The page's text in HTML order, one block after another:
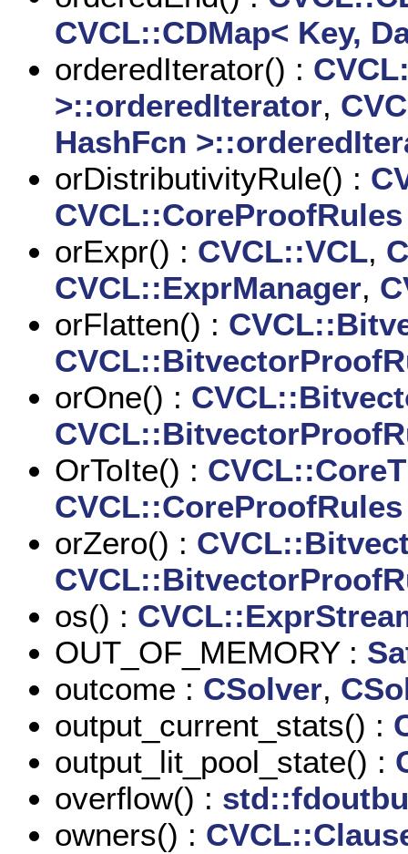
CVCL::CDMap< Key,
orderedIterator() :
>::orderedIterator,
HashFcn
orDistributivityRule() :
CVCL::CoreProofRules
orExpr() : CVCL::VCL,
CVCL::ExprManager,
orFlatten() :
orOne() :
OrToIte() :
CVCL::CoreProofRules
orZero() :
os() :
OUT_OF_MEMORY :
outcome : CSolver,
output_current_stats() :
output_lit_pool_state() :
overflow() :
owners() :